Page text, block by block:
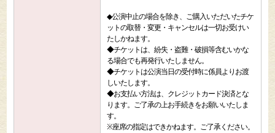
◆公演中止の場合を除き、ご購入いただいたチケ
ットの取替・変更・キャンセルは一切お受けい
たしかねます。
◆チケットは、紛失・盗難・破損等含むいかな
る場合でも再発行いたしません。
◆チケットは公演当日の受付時に係員よりお渡
しいたします。
◆お支払い方法は、クレジットカード決済とな
ります。ご了承の上お手続きをお願いいたしま
す。
※座席の指定はできかねます。ご了承ください。